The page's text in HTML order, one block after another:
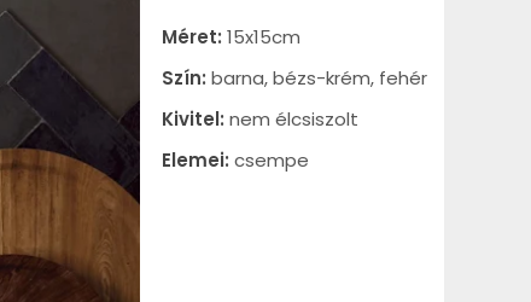
Méret: 15x15cm
Szín: barna, bézs-krém, fehér
Kivitel: nem élcsiszolt
Elemei: csempe